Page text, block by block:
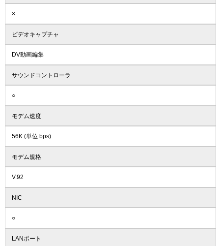
×
ビデオキャプチャ
DV動画編集
サウンドコントローラ
○
モデム速度
56K (単位 bps)
モデム規格
V.92
NIC
○
LANポート